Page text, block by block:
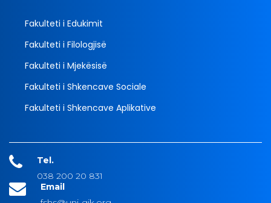
Fakulteti i Edukimit
Fakulteti i Filologjisë
Fakulteti i Mjekësisë
Fakulteti i Shkencave Sociale
Fakulteti i Shkencave Aplikative
Tel.
038 200 20 831
Email